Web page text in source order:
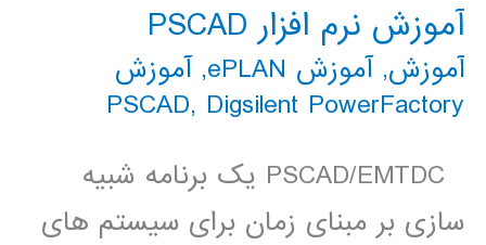
آموزش نرم افزار PSCAD
آموزش,آموزش ePLAN ,آموزش
PSCAD, Digsilent PowerFactory
PSCAD/EMTDC یک برنامه شبیه
سازی بر مبنای زمان برای سیستم های